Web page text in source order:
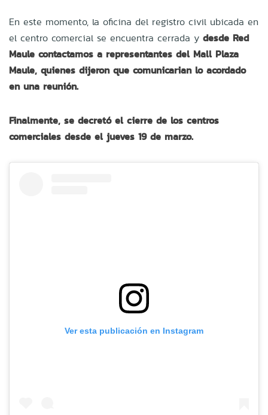
En este momento, la oficina del registro civil ubicada en
el centro comercial se encuentra cerrada y desde Red
Maule contactamos a representantes del Mall Plaza
Maule, quienes dijeron que comunicarian lo acordado
en una reunión.
Finalmente, se decretó el cierre de los centros
comerciales desde el jueves 19 de marzo.
Ver esta publicación en Instagram